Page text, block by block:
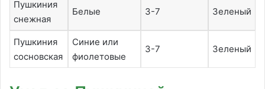
Пушкиния
снежная
Белые 3-7 Зеленый
Пушкиния
сосновская
Синие или
фиолетовые
3-7 Зеленый